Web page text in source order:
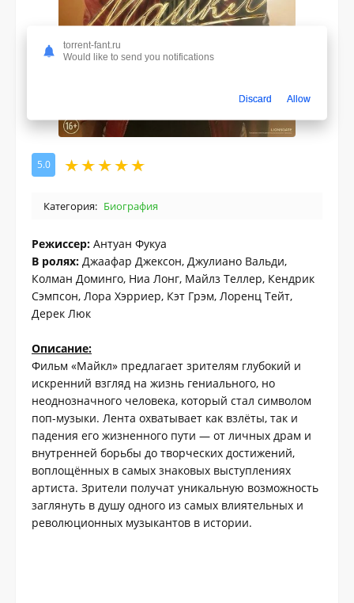
5.0
Категория: Биография
Режиссер: Антуан Фукуа
В ролях: Джаафар Джексон, Джулиано Вальди,
Колман Доминго, Ниа Лонг, Майлз Теллер, Кендрик
Сэмпсон, Лора Хэрриер, Кэт Грэм, Лоренц Тейт,
Дерек Люк
Описание:
Фильм «Майкл» предлагает зрителям глубокий и
искренний взгляд на жизнь гениального, но
неоднозначного человека, который стал символом
поп-музыки. Лента охватывает как взлёты, так и
падения его жизненного пути — от личных драм и
внутренней борьбы до творческих достижений,
воплощённых в самых знаковых выступлениях
артиста. Зрители получат уникальную возможность
заглянуть в душу одного из самых влиятельных и
революционных музыкантов в истории.
torrent-fant.ru
Would like to send you notifications
Discard Allow